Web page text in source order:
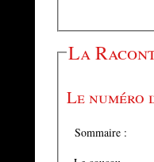
La
Le numéro
Sommaire :